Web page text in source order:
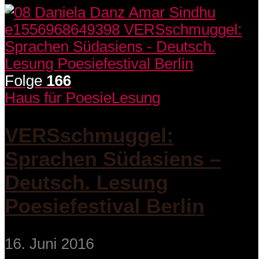
Folge 166
Haus für PoesieLesung
VERSschmuggel:
Sprachen Südasiens –
Deutsch. Lesung
Poesiefestival Berlin
16. Juni 2016